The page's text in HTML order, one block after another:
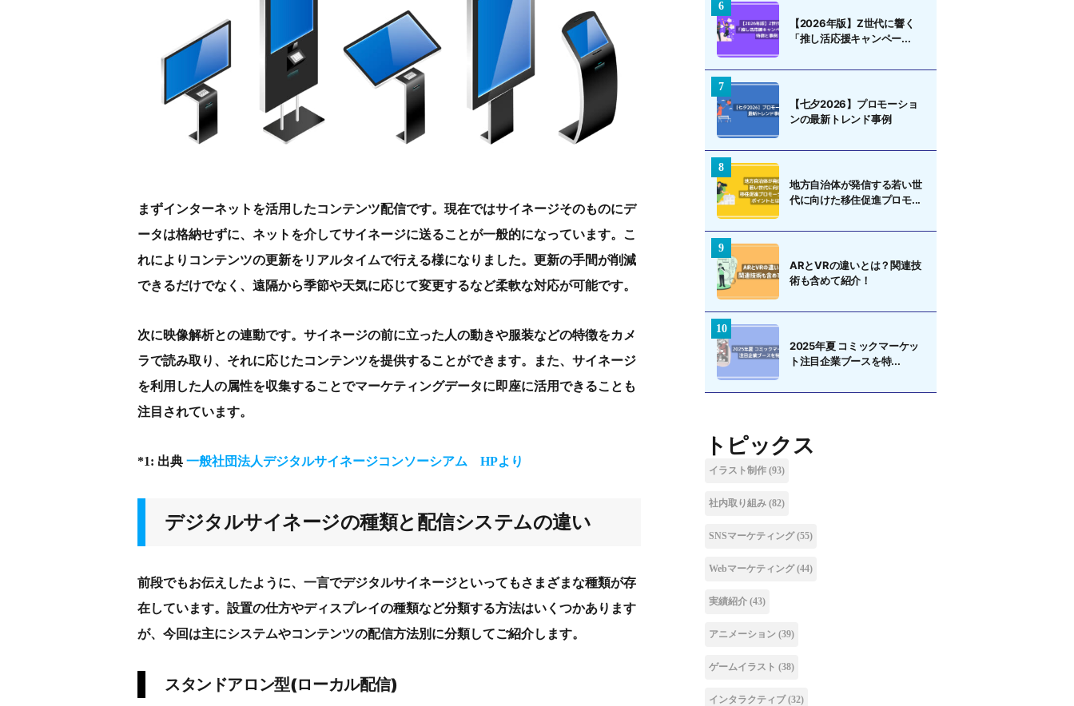
まずインターネットを活用したコンテンツ配信です。現在ではサイネージそのものにデ
ータは格納せずに、ネットを介してサイネージに送ることが一般的になっています。こ
れによりコンテンツの更新をリアルタイムで行える様になりました。更新の手間が削減
できるだけでなく、遠隔から季節や天気に応じて変更するなど柔軟な対応が可能です。
次に映像解析との連動です。サイネージの前に立った人の動きや服装などの特徴をカメ
ラで読み取り、それに応じたコンテンツを提供することができます。また、サイネージ
を利用した人の属性を収集することでマーケティングデータに即座に活用できることも
注目されています。
*1: 出典 一般社団法人デジタルサイネージコンソーシアム HPより
デジタルサイネージの種類と配信システムの違い
前段でもお伝えしたように、 一言でデジタルサイネージといってもさまざまな種類が存
在しています。 設置の仕方やディスプレイの種類など分類する方法はいくつかあります
が、 今回は主にシステムやコンテンツの配信方法別に分類してご紹介します。
スタンドアロン型(ローカル配信)
【2026年版】Z世代に響く
「推し活応援キャンペー...
【七夕2026】プロモーショ
ンの最新トレンド事例
地方自治体が発信する若い世
代に向けた移住促進プロモ...
ARとVRの違いとは？関連技
術も含めて紹介！
2025年夏 コミックマーケッ
ト注目企業ブースを特...
トピックス
イラスト制作 (93)
社内取り組み (82)
SNSマーケティング(55)
Webマーケティング(44)
実績紹介 (43)
アニメーション (39)
ゲームイラスト (38)
インタラクティブ(32)